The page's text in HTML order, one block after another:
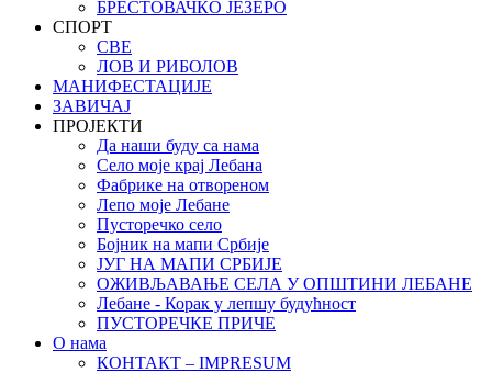
БРЕСТОВАЧКО ЈЕЗЕРО
СПОРТ
СВЕ
ЛОВ И РИБОЛОВ
МАНИФЕСТАЦИЈЕ
ЗАВИЧАЈ
ПРОЈЕКТИ
Да наши буду са нама
Село моје крај Лебана
Фабрике на отвореном
Лепо моје Лебане
Пусторечко село
Бојник на мапи Србије
ЈУГ НА МАПИ СРБИЈЕ
ОЖИВЉАВАЊЕ СЕЛА У ОПШТИНИ ЛЕБАНЕ
Лебане - Корак у лепшу будућност
ПУСТОРЕЧКЕ ПРИЧЕ
О нама
КОНТАКТ – IMPRESUM